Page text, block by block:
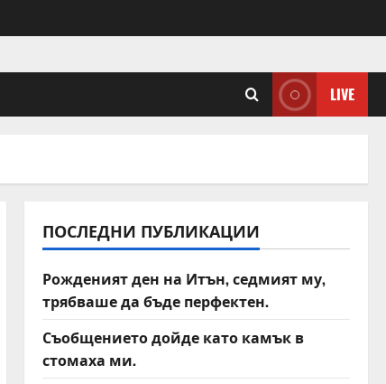
LIVE
ПОСЛЕДНИ ПУБЛИКАЦИИ
Рожденият ден на Итън, седмият му,
трябваше да бъде перфектен.
Съобщението дойде като камък в
стомаха ми.